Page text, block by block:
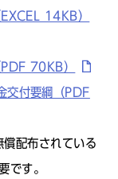
14KB）
70KB）
交付要綱（PDF
配布されている
す。